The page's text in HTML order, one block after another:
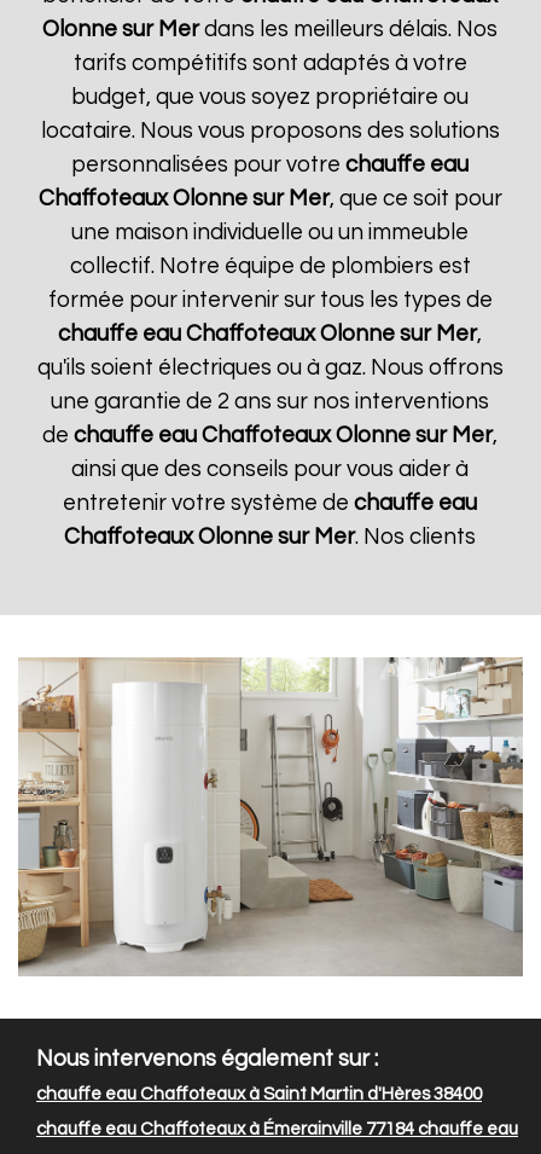
Olonne sur Merdans les meilleurs délais. Nos
tarifs compétitifs sont adaptés à votre
budget, que vous soyez propriétaire ou
locataire. Nous vous proposons des solutions
personnalisées pour votrechauffe eau
Chaffoteaux Olonne sur Mer, que ce soit pour
une maison individuelle ou un immeuble
collectif. Notre équipe de plombiers est
formée pour intervenir sur tous les types de
chauffe eau Chaffoteaux Olonne sur Mer,
qu'ils soient électriques ou à gaz. Nous offrons
une garantie de 2 ans sur nos interventions
dechauffe eau Chaffoteaux Olonne sur Mer,
ainsi que des conseils pour vous aider à
entretenir votre système dechauffe eau
Chaffoteaux Olonne sur Mer. Nos clients
Nous intervenons également sur :
chauffe eau Chaffoteaux à Saint Martin d'Hères 38400
chauffe eau Chaffoteaux à Émerainville 77184 chauffe eau